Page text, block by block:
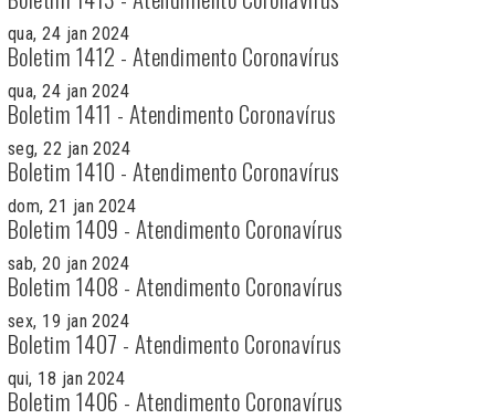
qua, 24 jan 2024
Boletim 1412 - Atendimento Coronavírus
qua, 24 jan 2024
Boletim 1411 - Atendimento Coronavírus
seg, 22 jan 2024
Boletim 1410 - Atendimento Coronavírus
dom, 21 jan 2024
Boletim 1409 - Atendimento Coronavírus
sab, 20 jan 2024
Boletim 1408 - Atendimento Coronavírus
sex, 19 jan 2024
Boletim 1407 - Atendimento Coronavírus
qui, 18 jan 2024
Boletim 1406 - Atendimento Coronavírus